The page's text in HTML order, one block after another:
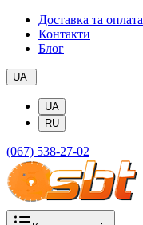
Доставка та оплата
Контакти
Блог
UA
UA
RU
(067) 538-27-02